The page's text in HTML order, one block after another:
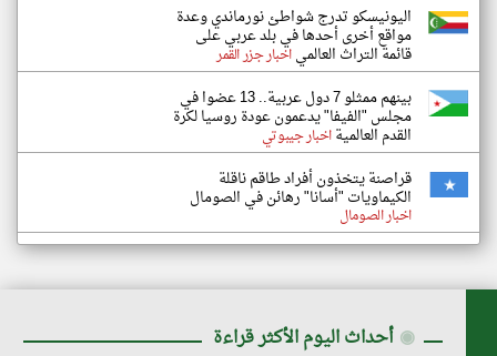
اليونيسكو تدرج شواطئ نورماندي وعدة
مواقع أخرى أحدها في بلد عربي على
قائمة التراث العالمياخبار جزر القمر
بينهم ممثلو 7 دول عربية.. 13 عضوا في
مجلس "الفيفا" يدعمون عودة روسيا لكرة
القدم العالميةاخبار جيبوتي
قراصنة يتخذون أفراد طاقم ناقلة
الكيماويات "أسانا" رهائن في الصومال
اخبار الصومال
◉ أحداث اليوم الأكثر قراءة